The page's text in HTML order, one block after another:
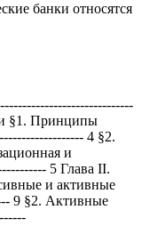
банки относятся
§1. Принципы
4 §2.
и
5 Глава II.
и активные
9 §2. Активные